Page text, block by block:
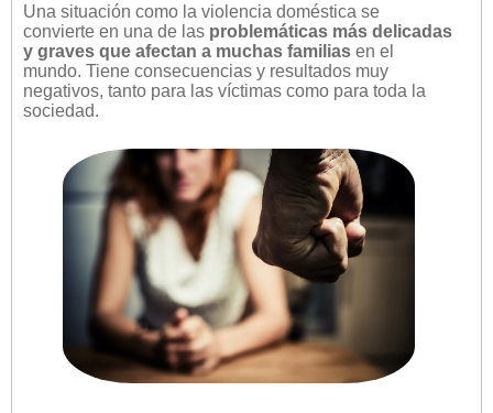
Una situación como la violencia doméstica se
convierte en una de las problemáticas más delicadas
y graves que afectan a muchas familias en el
mundo. Tiene consecuencias y resultados muy
negativos, tanto para las víctimas como para toda la
sociedad.